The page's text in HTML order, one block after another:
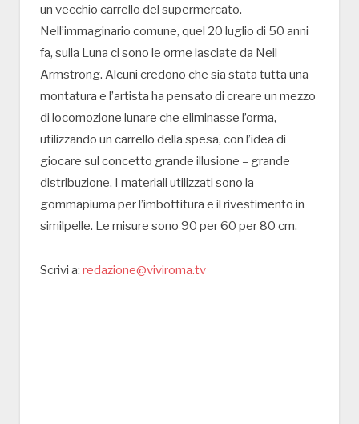
un vecchio carrello del supermercato.
Nell’immaginario comune, quel 20 luglio di 50 anni
fa, sulla Luna ci sono le orme lasciate da Neil
Armstrong. Alcuni credono che sia stata tutta una
montatura e l’artista ha pensato di creare un mezzo
di locomozione lunare che eliminasse l’orma,
utilizzando un carrello della spesa, con l’idea di
giocare sul concetto grande illusione = grande
distribuzione. I materiali utilizzati sono la
gommapiuma per l’imbottitura e il rivestimento in
similpelle. Le misure sono 90 per 60 per 80 cm.
Scrivi a: redazione@viviroma.tv